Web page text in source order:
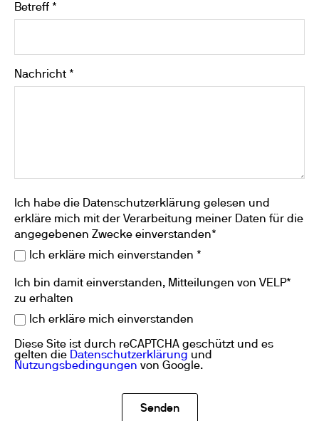
Betreff *
Nachricht *
Ich habe die Datenschutzerklärung gelesen und
erkläre mich mit der Verarbeitung meiner Daten für die
angegebenen Zwecke einverstanden*
Ich erkläre mich einverstanden *
Ich bin damit einverstanden, Mitteilungen von VELP*
zu erhalten
Ich erkläre mich einverstanden
Diese Site ist durch reCAPTCHA geschützt und es
gelten die Datenschutzerklärung und
Nutzungsbedingungen von Google.